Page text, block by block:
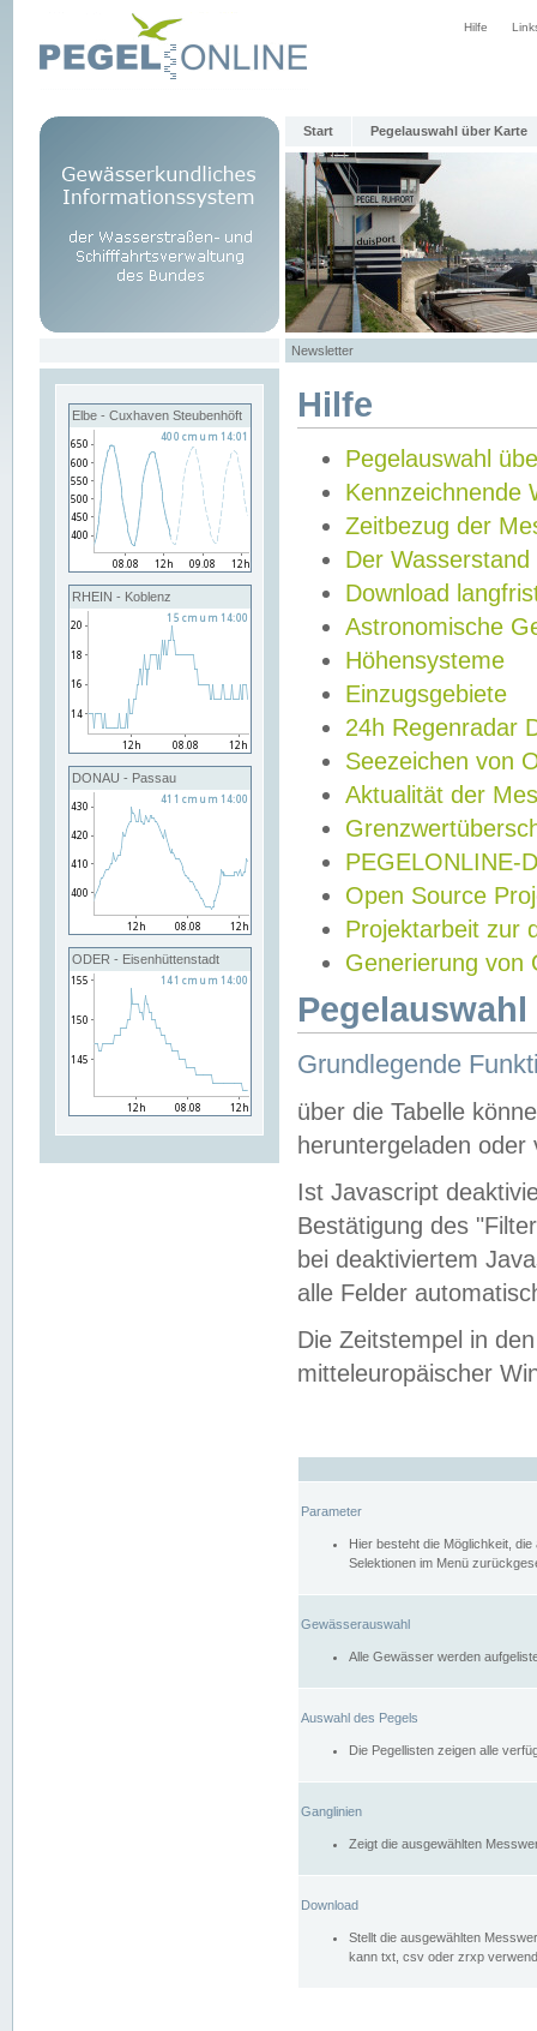
Hilfe
Start Pegelauswahl über Karte
Newsletter
Elbe - Cuxhaven Steubenhöft
RHEIN - Koblenz
DONAU - Passau
ODER - Eisenhüttenstadt
Hilfe
Pegelauswahl
Kennzeichnende
Zeitbezug der
Der Wasserstand
Download
Astronomische
Höhensysteme
Einzugsgebiete
24h Regenradar
Seezeichen von
Aktualität der
PEGELONLINE-
Open Source
Projektarbeit zur
Generierung von
Grundlegende
über die Tabelle
heruntergeladen oder
Ist Javascript
Bestätigung des
bei deaktiviertem
alle Felder
Die Zeitstempel in
mitteleuropäischer
Parameter
Hier besteht die Möglichkeit,
Selektionen im Menü
Gewässerauswahl
Alle Gewässer werden
Auswahl des Pegels
Die Pegellisten zeigen alle
Ganglinien
Zeigt die ausgewählten
Download
Stellt die ausgewählten
kann txt, csv oder zrxp